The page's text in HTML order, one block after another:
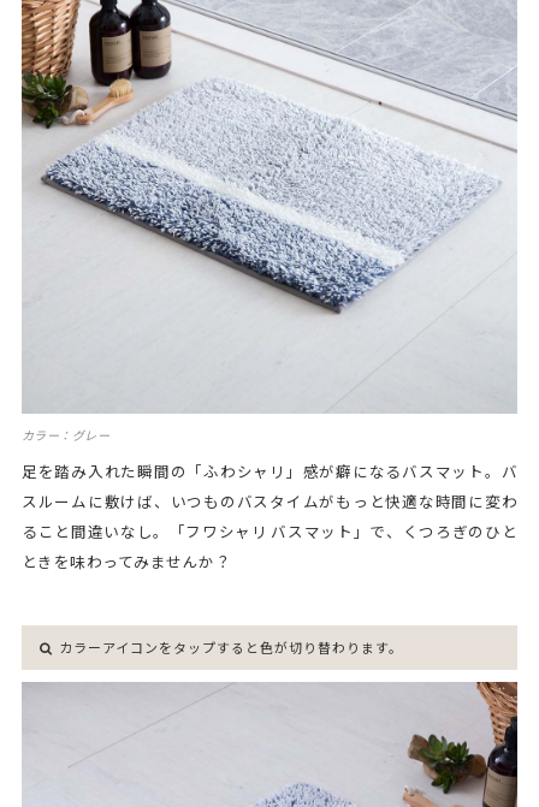
カラー：グレー
足を踏み入れた瞬間の「ふわシャリ」感が癖になるバスマット。バ
スルームに敷けば、いつものバスタイムがもっと快適な時間に変わ
ること間違いなし。「フワシャリ バスマット」で、くつろぎのひと
ときを味わってみませんか？
カラーアイコンをタップすると色が切り替わります。